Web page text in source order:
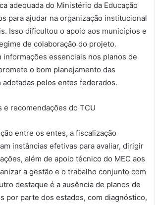
adequada do Ministério da Educação
para ajudar na organização institucional
Isso dificultou o apoio aos municípios e
de colaboração do projeto.
informações essenciais nos planos de
o bom planejamento das
adotadas pelos entes federados.
e recomendações do TCU
entre os entes, a fiscalização
instâncias efetivas para avaliar, dirigir
além de apoio técnico do MEC aos
a gestão e o trabalho conjunto com
destaque é a ausência de planos de
por parte dos estados, com diagnóstico,